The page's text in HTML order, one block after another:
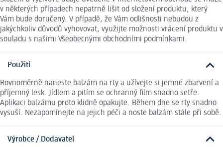
v některých případech nepatrně lišit od složení produktu, který
Vám bude doručený. V případě, že Vám odlišnosti nebudou z
jakýchkoliv důvodů vyhovovat, využijte možnosti vrácení produktu v
souladu s našimi Všeobecnými obchodními podmínkami.
Použití
Rovnoměrně naneste balzám na rty a užívejte si jemné zbarvení a
příjemný lesk. Jídlem a pitím se ochranný film snadno setře.
Aplikaci balzámu proto klidně opakujte. Během dne se rty snadno
vysuší. Nezapomínejte na jejich péči a noste balzám stále při sobě.
Výrobce / Dodavatel